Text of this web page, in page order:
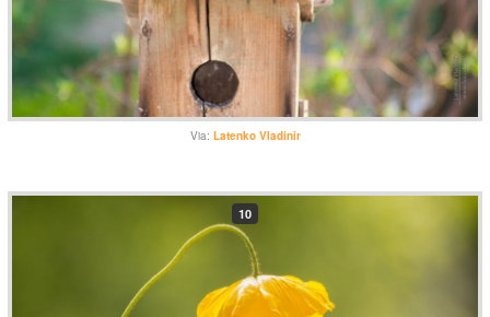
Via: Latenko Vladinir
10